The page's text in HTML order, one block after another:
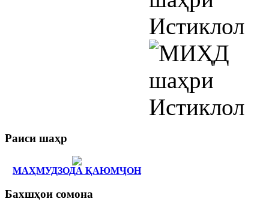
Раиси шаҳр
МАҲМУДЗОДА ҚАЮМҶОН
Бахшҳои сомона